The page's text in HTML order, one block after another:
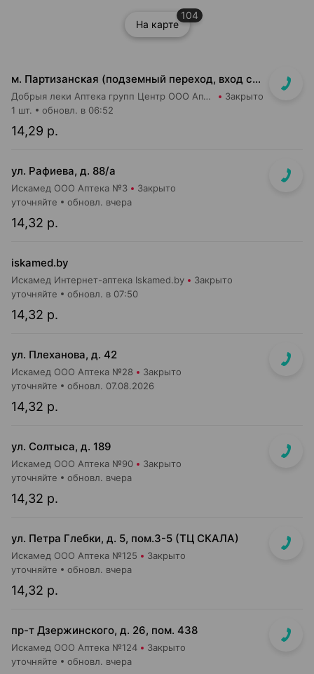
На карте
104
м. Партизанская (подземный переход, вход со стороны гостиницы "Турист")
Добрыя леки Аптека групп Центр ООО Аптека №5 Закрыто
14,29 р.
1 шт. обновл. в 06:52
ул. Рафиева, д. 88/а
Искамед ООО Аптека №3 Закрыто
14,32 р.
уточняйте обновл. вчера
iskamed.by
Искамед Интернет-аптека Iskamed.by Закрыто
14,32 р.
уточняйте обновл. в 07:50
ул. Плеханова, д. 42
Искамед ООО Аптека №28 Закрыто
14,32 р.
уточняйте обновл. 07.08.2026
ул. Солтыса, д. 189
Искамед ООО Аптека №90 Закрыто
14,32 р.
уточняйте обновл. вчера
ул. Петра Глебки, д. 5, пом.3-5 (ТЦ СКАЛА)
Искамед ООО Аптека №125 Закрыто
14,32 р.
уточняйте обновл. вчера
пр-т Дзержинского, д. 26, пом. 438
Искамед ООО Аптека №124 Закрыто
уточняйте обновл. вчера